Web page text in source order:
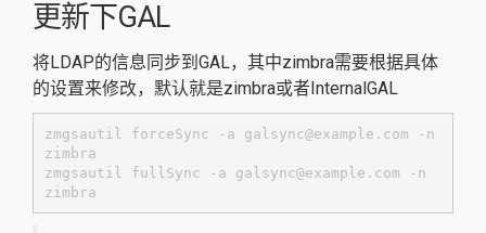
更新下GAL
将LDAP的信息同步到GAL，其中zimbra需要根据具体
的设置来修改，默认就是zimbra或者InternalGAL
zmgsautil forceSync -a galsync@example.com -n
zimbra
zmgsautil fullSync -a galsync@example.com -n
zimbra